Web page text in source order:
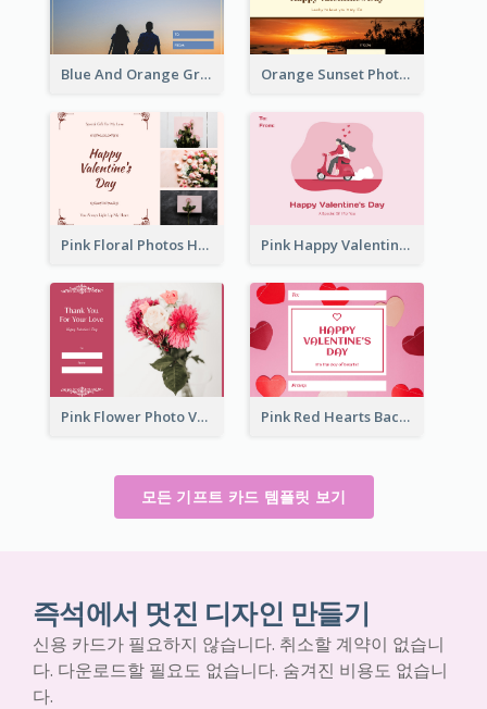
Blue And Orange Gradient Photo Valentines Day Gift Card Orange Sunset Photo Valentines Day Gift Card
Pink Floral Photos Happy Valentines Day Gift Card Pink Happy Valentine's Day Illustration Gift Card
Pink Flower Photo Valentine's Day Gift Card Pink Red Hearts Background Valentine's Day Gift Card
모든 기프트 카드 템플릿 보기
즉석에서 멋진 디자인 만들기
신용 카드가 필요하지 않습니다. 취소할 계약이 없습니
다. 다운로드할 필요도 없습니다. 숨겨진 비용도 없습니
다.